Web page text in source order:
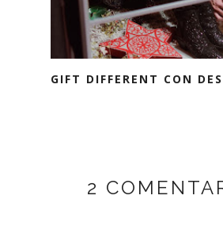
GIFT DIFFERENT CON
2